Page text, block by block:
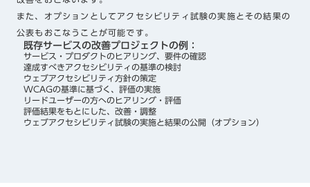
また、オプションとしてアクセシビリティ試験の実施とその結果の
公表もおこなうことが可能です。
既存サービスの改善プロジェクトの例：
サービス・プロダクトのヒアリング、要件の確認
達成すべきアクセシビリティの基準の検討
ウェブアクセシビリティ方針の策定
WCAGの基準に基づく、評価の実施
リードユーザーの方へのヒアリング・評価
評価結果をもとにした、改善・調整
ウェブアクセシビリティ試験の実施と結果の公開（オプション）